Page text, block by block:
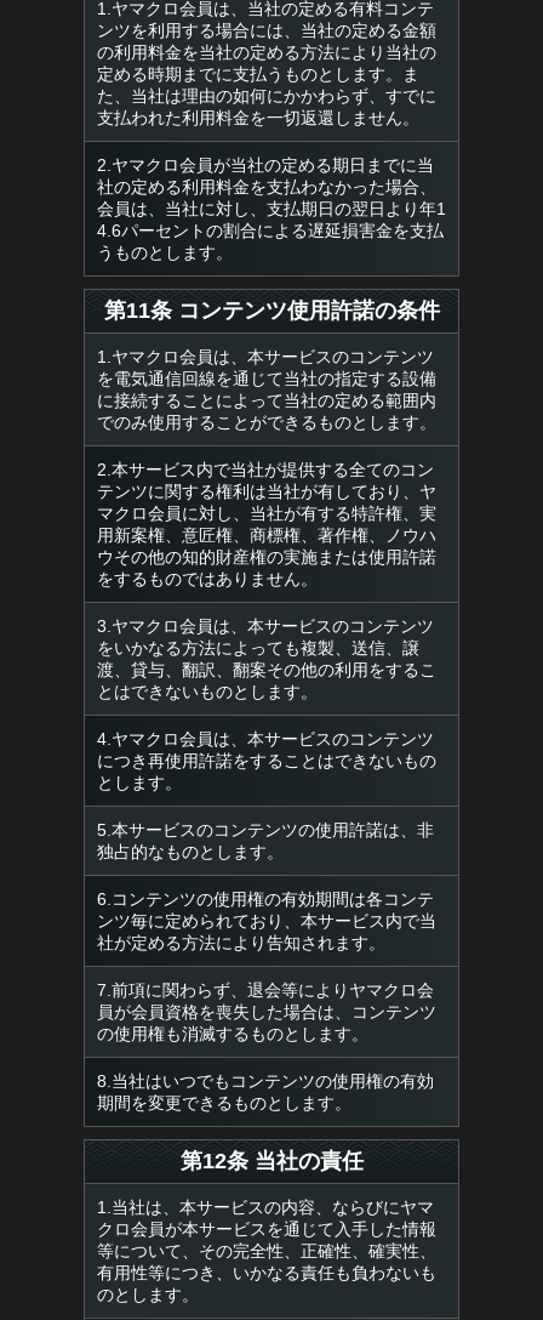
1.ヤマクロ会員は、当社の定める有料コンテ
ンツを利用する場合には、当社の定める金額
の利用料金を当社の定める方法により当社の
定める時期までに支払うものとします。ま
た、当社は理由の如何にかかわらず、すでに
支払われた利用料金を一切返還しません。
2.ヤマクロ会員が当社の定める期日までに当
社の定める利用料金を支払わなかった場合、
会員は、当社に対し、支払期日の翌日より年1
4.6パーセントの割合による遅延損害金を支払
うものとします。
第11条 コンテンツ使用許諾の条件
1.ヤマクロ会員は、本サービスのコンテンツ
を電気通信回線を通じて当社の指定する設備
に接続することによって当社の定める範囲内
でのみ使用することができるものとします。
2.本サービス内で当社が提供する全てのコン
テンツに関する権利は当社が有しており、ヤ
マクロ会員に対し、当社が有する特許権、実
用新案権、意匠権、商標権、著作権、ノウハ
ウその他の知的財産権の実施または使用許諾
をするものではありません。
3.ヤマクロ会員は、本サービスのコンテンツ
をいかなる方法によっても複製、送信、譲
渡、貸与、翻訳、翻案その他の利用をするこ
とはできないものとします。
4.ヤマクロ会員は、本サービスのコンテンツ
につき再使用許諾をすることはできないもの
とします。
5.本サービスのコンテンツの使用許諾は、非
独占的なものとします。
6.コンテンツの使用権の有効期間は各コンテ
ンツ毎に定められており、本サービス内で当
社が定める方法により告知されます。
7.前項に関わらず、退会等によりヤマクロ会
員が会員資格を喪失した場合は、コンテンツ
の使用権も消滅するものとします。
8.当社はいつでもコンテンツの使用権の有効
期間を変更できるものとします。
第12条 当社の責任
1.当社は、本サービスの内容、ならびにヤマ
クロ会員が本サービスを通じて入手した情報
等について、その完全性、正確性、確実性、
有用性等につき、いかなる責任も負わないも
のとします。